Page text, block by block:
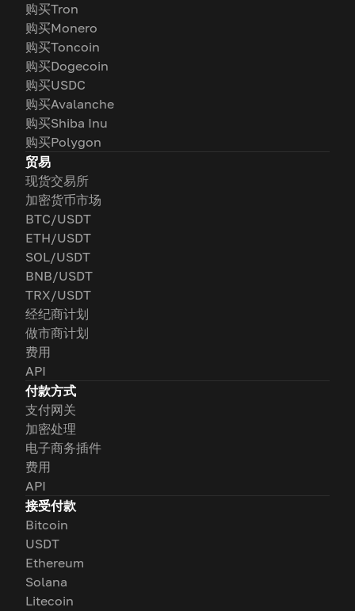
购买Tron
购买Monero
购买Toncoin
购买Dogecoin
购买USDC
购买Avalanche
购买Shiba Inu
购买Polygon
贸易
现货交易所
加密货币市场
BTC/USDT
ETH/USDT
SOL/USDT
BNB/USDT
TRX/USDT
经纪商计划
做市商计划
费用
API
付款方式
支付网关
加密处理
电子商务插件
费用
API
接受付款
Bitcoin
USDT
Ethereum
Solana
Litecoin